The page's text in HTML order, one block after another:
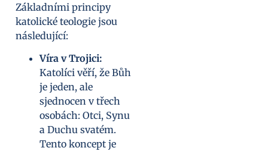
Základními principy
katolické teologie jsou
následující:
Víra v Trojici:
Katolíci věří, že Bůh
je jeden, ale
sjednocen v třech
osobách: Otci, Synu
a Duchu svatém.
Tento koncept je